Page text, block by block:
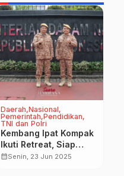
Daerah Nasional
Pemerintah Pendidikan
TNI dan Polri
Kembang Ipat Kompak
Ikuti Retreat, Siap
Kawal Program
calendar_monthSenin, 23 Jun 2025